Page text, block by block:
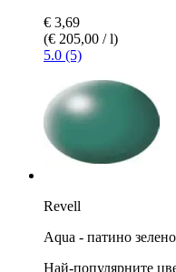
€ 3,69
(€ 205,00 / l)
5.0 (5)
Revell
Aqua - патино
Най-популярните